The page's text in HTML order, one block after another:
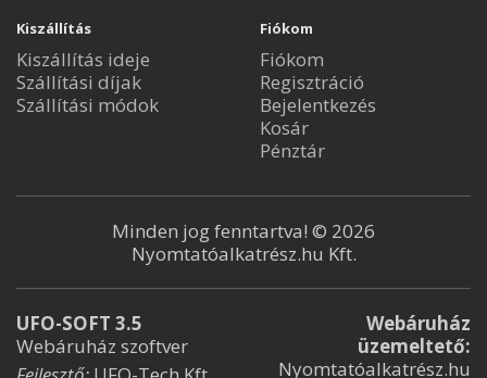
Kiszállítás
Kiszállítás ideje
Szállítási díjak
Szállítási módok
Fiókom
Fiókom
Regisztráció
Bejelentkezés
Kosár
Pénztár
Minden jog fenntartva! © 2026
Nyomtatóalkatrész.hu Kft.
UFO-SOFT 3.5
Webáruház szoftver
Webáruház
üzemeltető:
Nyomtatóalkatrész.hu